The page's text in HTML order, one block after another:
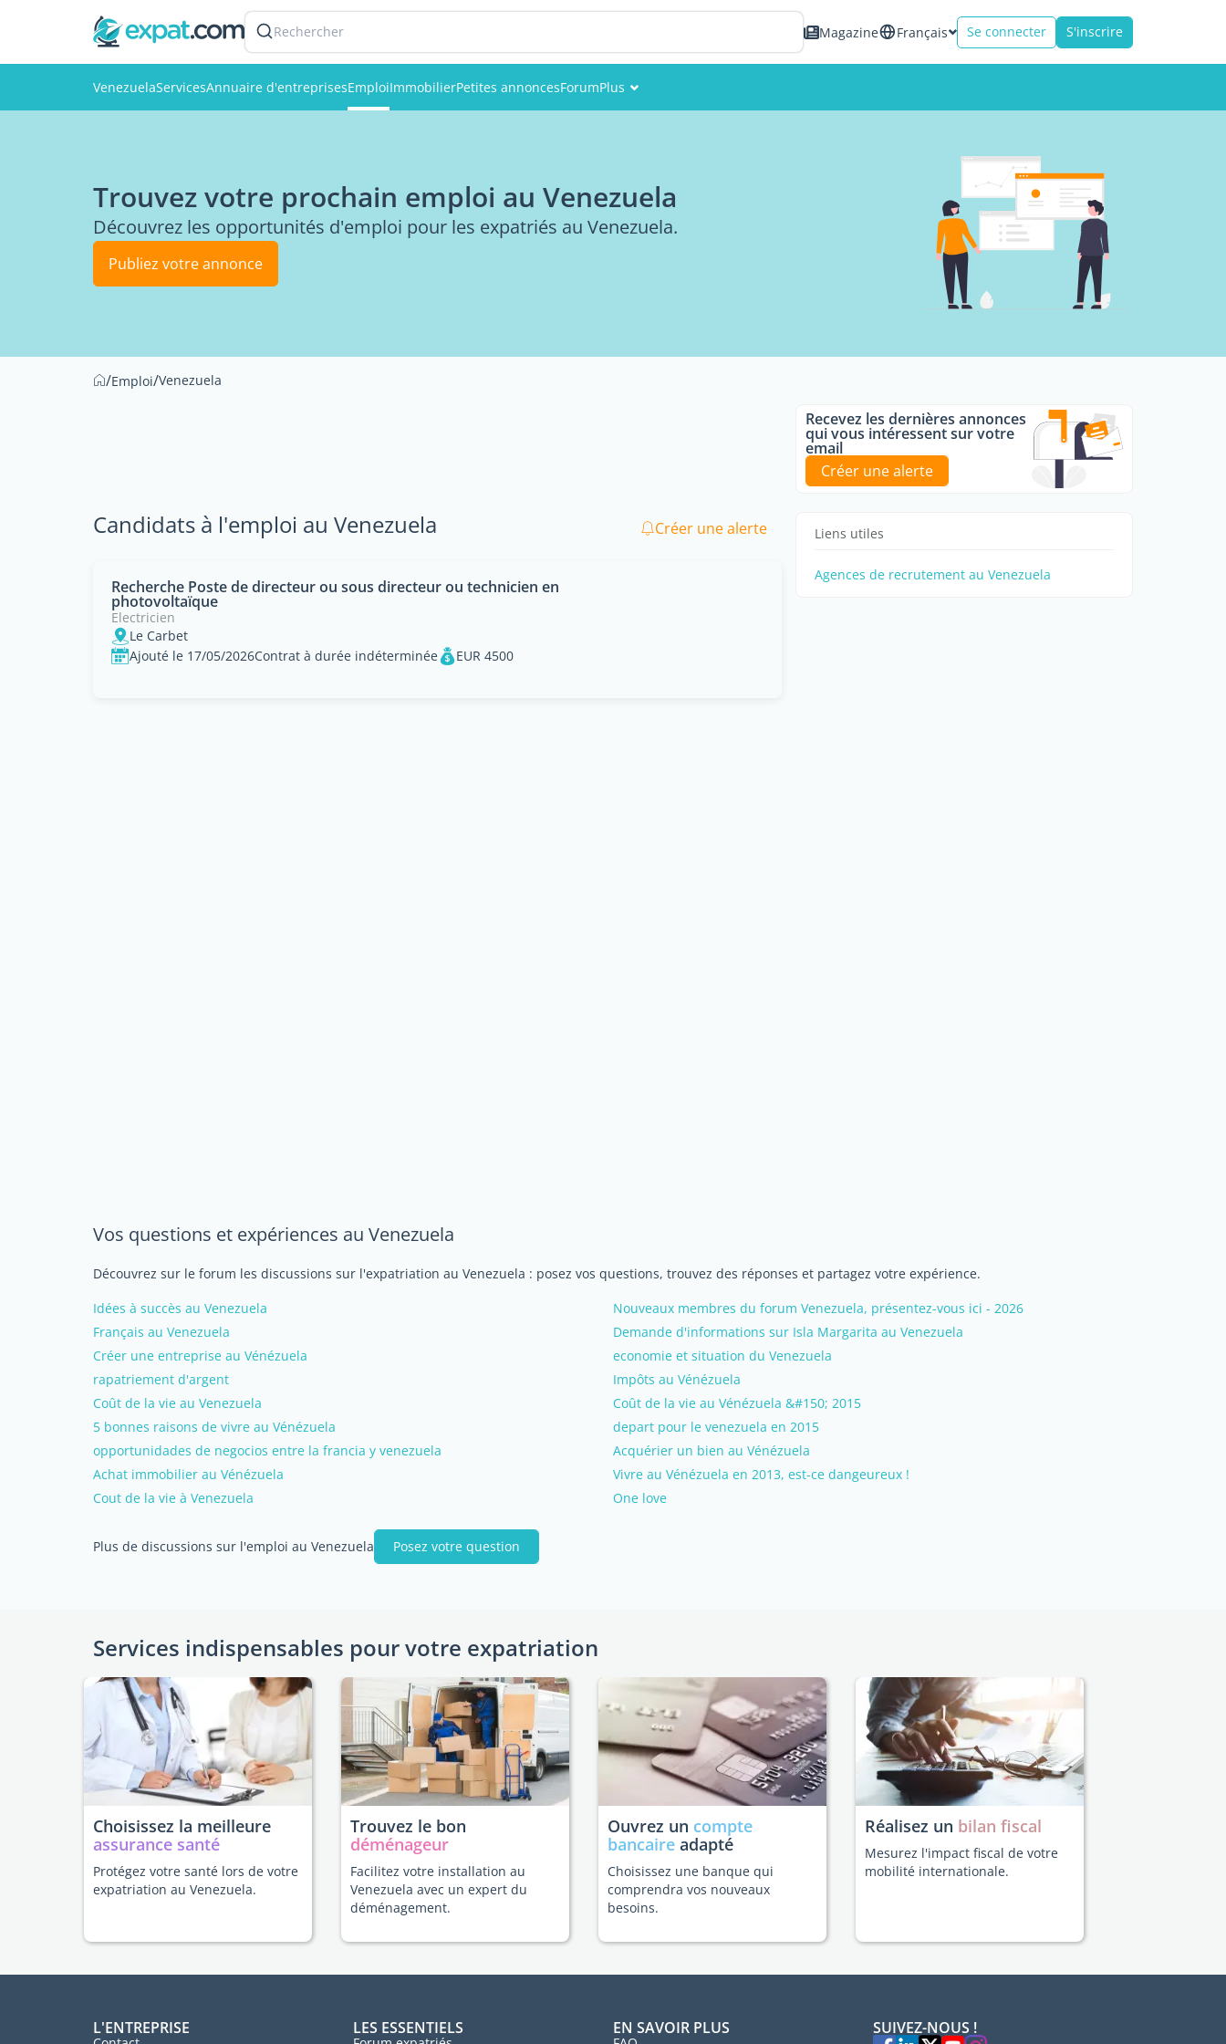
Rechercher Magazine Français Se connecter S'inscrire
VenezuelaServicesAnnuaire d'entreprisesEmploiImmobilierPetites annoncesForumPlus
Photos
Trouvez votre prochain emploi au Venezuela
Découvrez les opportunités d'emploi pour les expatriés au Venezuela.
Publiez votre annonce
/Emploi/Venezuela
Candidats à l'emploi au Venezuela Créer une alerte
Recherche Poste de directeur ou sous directeur ou technicien en
photovoltaïque
Electricien
Le Carbet
Ajouté le 17/05/2026Contrat à durée indéterminée EUR 4500
Recevez les dernières annonces
qui vous intéressent sur votre
email
Créer une alerte
Liens utiles
Agences de recrutement au Venezuela
Vos questions et expériences au Venezuela
Découvrez sur le forum les discussions sur l'expatriation au Venezuela : posez vos questions, trouvez des réponses et partagez votre expérience.
Idées à succès au Venezuela
Nouveaux membres du forum Venezuela, présentez-vous ici - 2026
Français au Venezuela
Demande d'informations sur Isla Margarita au Venezuela
Créer une entreprise au Vénézuela
economie et situation du Venezuela
rapatriement d'argent
Impôts au Vénézuela
Coût de la vie au Venezuela
Coût de la vie au Vénézuela &#150; 2015
5 bonnes raisons de vivre au Vénézuela
depart pour le venezuela en 2015
opportunidades de negocios entre la francia y venezuela
Acquérier un bien au Vénézuela
Achat immobilier au Vénézuela
Vivre au Vénézuela en 2013, est-ce dangeureux !
Cout de la vie à Venezuela
One love
Plus de discussions sur l'emploi au Venezuela Posez votre question
Services indispensables pour votre expatriation
Choisissez la meilleure
assurance santé
Protégez votre santé lors de votre
expatriation au Venezuela.
Trouvez le bon
déménageur
Facilitez votre installation au
Venezuela avec un expert du
déménagement.
Ouvrez un compte
bancaire adapté
Choisissez une banque qui
comprendra vos nouveaux
besoins.
Réalisez un bilan fiscal
Mesurez l'impact fiscal de votre
mobilité internationale.
L'ENTREPRISE LES ESSENTIELS EN SAVOIR PLUS SUIVEZ-NOUS !